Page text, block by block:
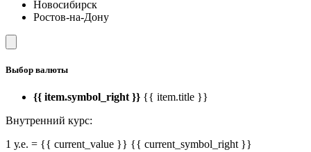
Новосибирск
Ростов-на-Дону
Выбор валюты
{{ item.symbol_right }} {{ item.title }}
Внутренний курс:
1 у.е. = {{ current_value }} {{ current_symbol_right }}